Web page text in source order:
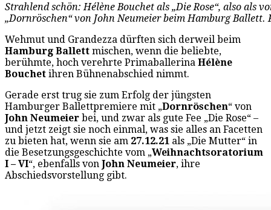
Strahlend schön: Hélène Bouchet als „Die Rose“, also als
„Dornröschen“ von John Neumeier beim Hamburg Ballett.
Wehmut und Grandezza dürften sich derweil beim
Hamburg Ballett mischen, wenn die beliebte,
berühmte, hoch verehrte Primaballerina Hélène
Bouchet ihren Bühnenabschied nimmt.
Gerade erst trug sie zum Erfolg der jüngsten
Hamburger Ballettpremiere mit „Dornröschen“ von
John Neumeier bei, und zwar als gute Fee „Die Rose“ –
und jetzt zeigt sie noch einmal, was sie alles an Facetten
zu bieten hat, wenn sie am 27.12.21 als „Die Mutter“ in
die Besetzungsgeschichte vom „Weihnachtsoratorium
I – VI“, ebenfalls von John Neumeier, ihre
Abschiedsvorstellung gibt.